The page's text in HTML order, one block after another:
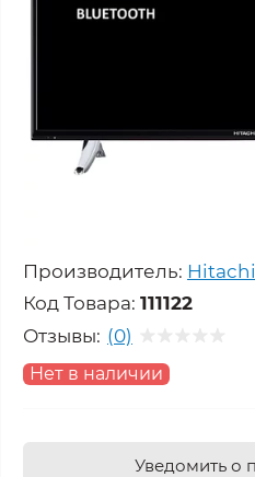
Производитель: Hitachi
Код Товара: 111122
Отзывы: (0)
Нет в наличии
Уведомить о